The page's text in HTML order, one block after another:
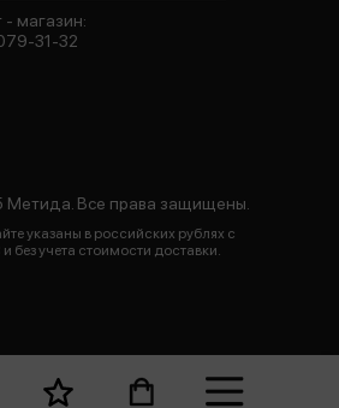
Все права защищены.
указаны в российских рублях с
без учета стоимости доставки.
- магазин:
31-32